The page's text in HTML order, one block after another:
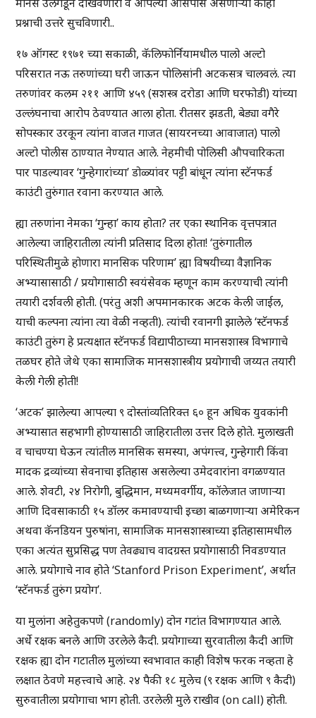
प्रश्नाची उत्तरे सुचविणारी..
१७ ऑगस्ट १९७१ च्या सकाळी, कॅलिफोर्नियामधील पालो अल्टो
परिसरात नऊ तरुणांच्या घरी जाऊन पोलिसांनी अटकसत्र चालवलं. त्या
तरुणांवर कलम २११ आणि ४५९ (सशस्त्र दरोडा आणि घरफोडी) यांच्या
उल्लंघनाचा आरोप ठेवण्यात आला होता. रीतसर झडती, बेड्या वगैरे
सोपस्कार उरकून त्यांना वाजत गाजत (सायरनच्या आवाजात) पालो
अल्टो पोलीस ठाण्यात नेण्यात आले. नेहमीची पोलिसी औपचारिकता
पार पाडल्यावर ‘गुन्हेगारांच्या’ डोळ्यांवर पट्टी बांधून त्यांना स्टॅनफर्ड
काउंटी तुरुंगात रवाना करण्यात आले.
ह्या तरुणांना नेमका ‘गुन्हा’ काय होता? तर एका स्थानिक वृत्तपत्रात
आलेल्या जाहिरातीला त्यांनी प्रतिसाद दिला होता! ‘तुरुंगातील
परिस्थितीमुळे होणारा मानसिक परिणाम’ ह्या विषयीच्या वैज्ञानिक
अभ्यासासाठी / प्रयोगासाठी स्वयंसेवक म्हणून काम करण्याची त्यांनी
तयारी दर्शवली होती. (परंतु अशी अपमानकारक अटक केली जाईल,
याची कल्पना त्यांना त्या वेळी नव्हती). त्यांची रवानगी झालेले ‘स्टॅनफर्ड
काउंटी तुरुंग हे प्रत्यक्षात स्टॅनफर्ड विद्यापीठाच्या मानसशास्त्र विभागाचे
तळघर होते जेथे एका सामाजिक मानसशास्त्रीय प्रयोगाची जय्यत तयारी
केली गेली होती!
‘अटक’ झालेल्या आपल्या ९ दोस्तांव्यतिरिक्त ६० हून अधिक युवकांनी
अभ्यासात सहभागी होण्यासाठी जाहिरातीला उत्तर दिले होते. मुलाखती
व चाचण्या घेऊन त्यांतील मानसिक समस्या, अपंगत्त्व, गुन्हेगारी किंवा
मादक द्रव्यांच्या सेवनाचा इतिहास असलेल्या उमेदवारांना वगळण्यात
आले. शेवटी, २४ निरोगी, बुद्धिमान, मध्यमवर्गीय, कॉलेजात जाणाऱ्या
आणि दिवसाकाठी १५ डॉलर कमावण्याची इच्छा बाळगणाऱ्या अमेरिकन
अथवा कॅनडियन पुरुषांना, सामाजिक मानसशास्त्राच्या इतिहासामधील
एका अत्यंत सुप्रसिद्ध पण तेवढ्याच वादग्रस्त प्रयोगासाठी निवडण्यात
आले. प्रयोगाचे नाव होते ‘Stanford Prison Experiment’, अर्थात
‘स्टॅनफर्ड तुरुंग प्रयोग’.
या मुलांना अहेतुकपणे (randomly) दोन गटांत विभागण्यात आले.
अर्धे रक्षक बनले आणि उरलेले कैदी. प्रयोगाच्या सुरवातीला कैदी आणि
रक्षक ह्या दोन गटातील मुलांच्या स्वभावात काही विशेष फरक नव्हता हे
लक्षात ठेवणे महत्त्वाचे आहे. २४ पैकी १८ मुलेच (९ रक्षक आणि ९ कैदी)
सुरुवातीला प्रयोगाचा भाग होती. उरलेली मुले राखीव (on call) होती.